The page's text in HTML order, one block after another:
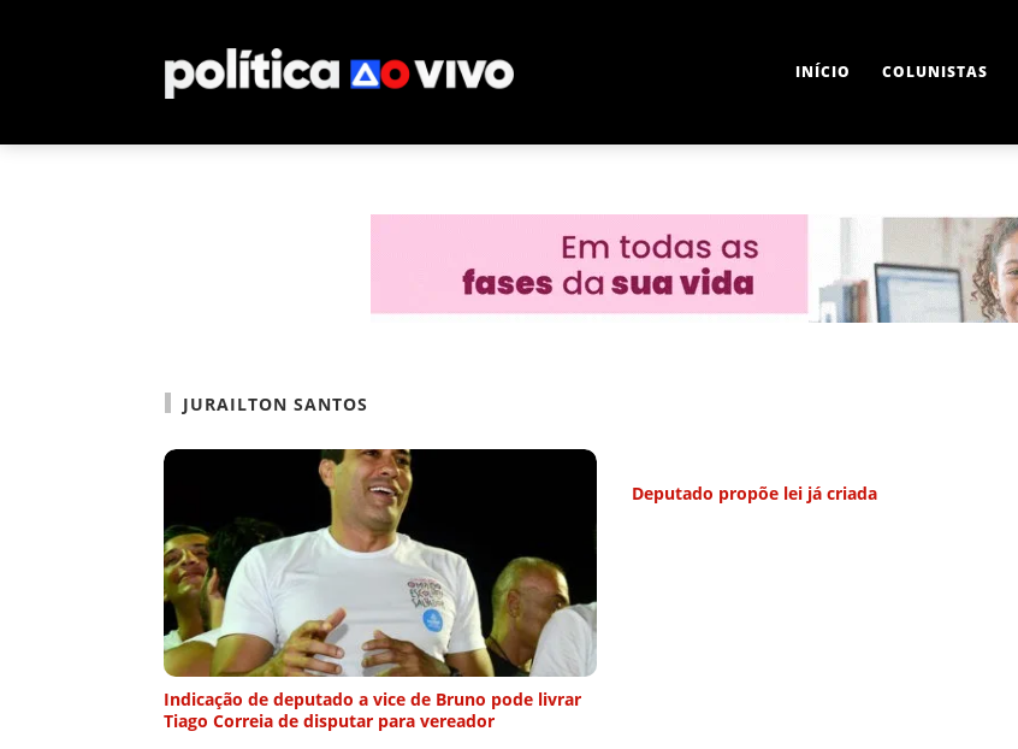
INÍCIO COLUNISTAS
JURAILTON SANTOS
Indicação de deputado a vice de Bruno pode livrar
Tiago Correia de disputar para vereador
Deputado propõe lei já criada